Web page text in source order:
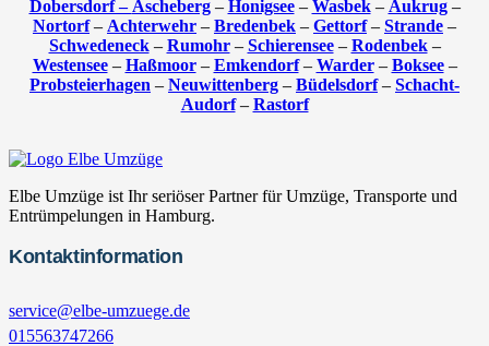
Dobersdorf – Ascheberg– Honigsee– Wasbek– Aukrug–
Nortorf– Achterwehr – Bredenbek – Gettorf– Strande –
Schwedeneck– Rumohr– Schierensee– Rodenbek–
Westensee– Haßmoor– Emkendorf– Warder– Boksee–
Probsteierhagen – Neuwittenberg – Büdelsdorf– Schacht-
Audorf– Rastorf
Elbe Umzüge ist Ihr seriöser Partner für Umzüge, Transporte und
Entrümpelungen in Hamburg.
Kontaktinformation
service@elbe-umzuege.de
015563747266